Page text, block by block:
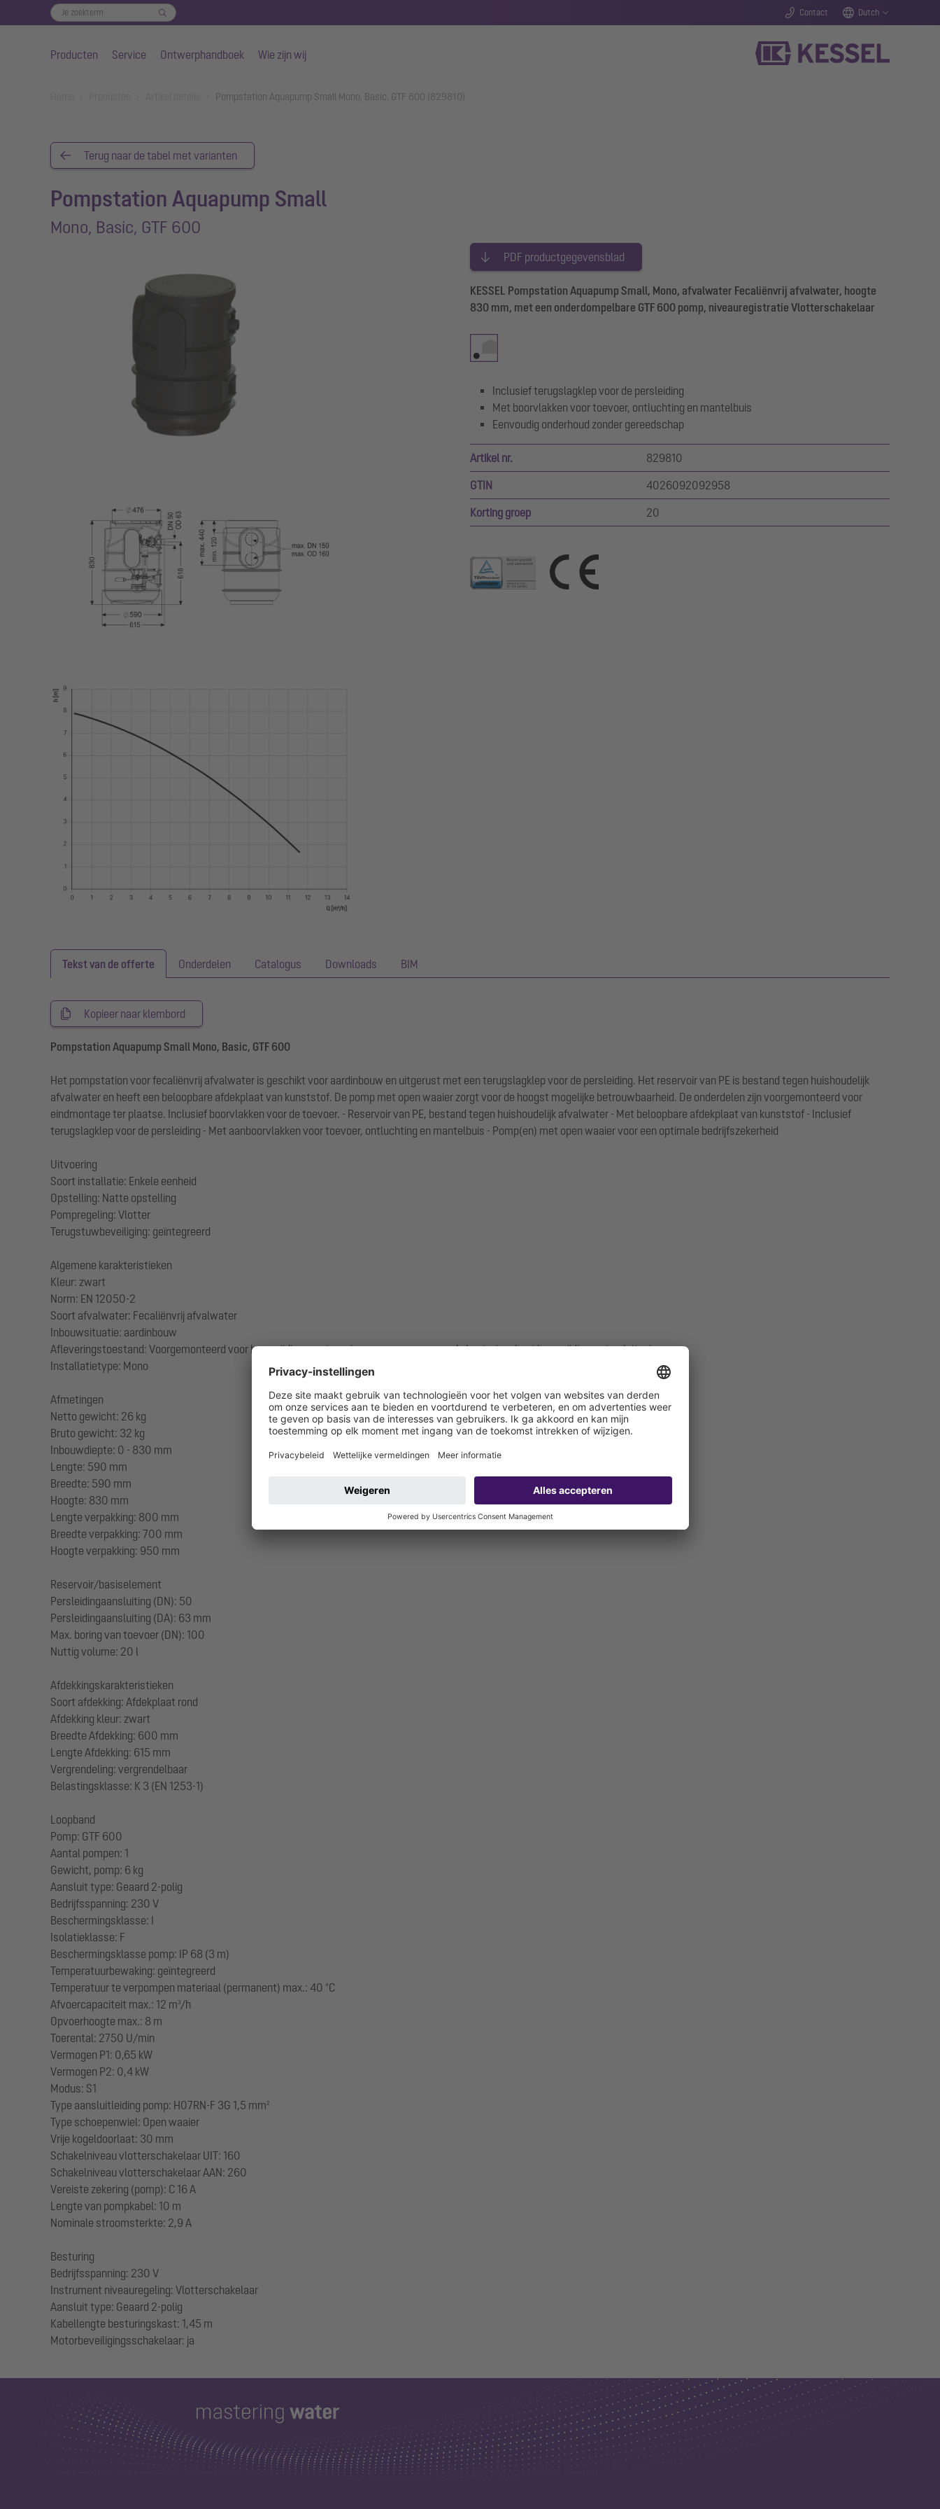
Contact Dutch
Producten Service Ontwerphandboek Wie zijn wij
Pompstation Aquapump Small Mono, Basic, GTF 600 (829810)
Terug naar de tabel met varianten
Pompstation Aquapump Small
Mono, Basic, GTF 600
PDF productgegevensblad
KESSEL Pompstation Aquapump Small, Mono, afvalwater Fecaliënvrij afvalwater, hoogte
830 mm, met een onderdompelbare GTF 600 pomp, niveauregistratie Vlotterschakelaar
Inclusief terugslagklep voor de persleiding
Met boorvlakken voor toevoer, ontluchting en mantelbuis
Eenvoudig onderhoud zonder gereedschap
Artikel nr. 829810
GTIN 4026092092958
Korting groep 20
Tekst van de offerte Onderdelen Catalogus Downloads BIM
Kopieer naar klembord
Pompstation Aquapump Small Mono, Basic, GTF 600
Het pompstation voor fecaliënvrij afvalwater is geschikt voor aardinbouw en uitgerust met een terugslagklep voor de persleiding. Het reservoir van PE is bestand tegen huishoudelijk
afvalwater en heeft een beloopbare afdekplaat van kunststof. De pomp met open waaier zorgt voor de hoogst mogelijke betrouwbaarheid. De onderdelen zijn voorgemonteerd voor
eindmontage ter plaatse. Inclusief boorvlakken voor de toevoer. - Reservoir van PE, bestand tegen huishoudelijk afvalwater - Met beloopbare afdekplaat van kunststof - Inclusief
terugslagklep voor de persleiding - Met aanboorvlakken voor toevoer, ontluchting en mantelbuis - Pomp(en) met open waaier voor een optimale bedrijfszekerheid
Uitvoering
Soort installatie: Enkele eenheid
Opstelling: Natte opstelling
Pompregeling: Vlotter
Terugstuwbeveiliging: geïntegreerd
Algemene karakteristieken
Kleur: zwart
Norm: EN 12050-2
Soort afvalwater: Fecaliënvrij afvalwater
Inbouwsituatie: aardinbouw
Afleveringstoestand: Voorgemonteerd voor bouwzijdige montage (pompen, sensoren en de besturingskast bouwzijdig aan te sluiten)
Installatietype: Mono
Afmetingen
Netto gewicht: 26 kg
Bruto gewicht: 32 kg
Inbouwdiepte: 0 - 830 mm
Lengte: 590 mm
Breedte: 590 mm
Hoogte: 830 mm
Lengte verpakking: 800 mm
Breedte verpakking: 700 mm
Hoogte verpakking: 950 mm
Reservoir/basiselement
Persleidingaansluiting (DN): 50
Persleidingaansluiting (DA): 63 mm
Max. boring van toevoer (DN): 100
Nuttig volume: 20 l
Afdekkingskarakteristieken
Soort afdekking: Afdekplaat rond
Afdekking kleur: zwart
Breedte Afdekking: 600 mm
Lengte Afdekking: 615 mm
Vergrendeling: vergrendelbaar
Belastingsklasse: K 3 (EN 1253-1)
Loopband
Pomp: GTF 600
Aantal pompen: 1
Gewicht, pomp: 6 kg
Aansluit type: Geaard 2-polig
Bedrijfsspanning: 230 V
Beschermingsklasse: I
Isolatieklasse: F
Beschermingsklasse pomp: IP 68 (3 m)
Temperatuurbewaking: geïntegreerd
Temperatuur te verpompen materiaal (permanent) max.: 40 °C
Afvoercapaciteit max.: 12 m³/h
Opvoerhoogte max.: 8 m
Toerental: 2750 U/min
Vermogen P1: 0,65 kW
Vermogen P2: 0,4 kW
Modus: S1
Type aansluitleiding pomp: H07RN-F 3G 1,5 mm²
Type schoepenwiel: Open waaier
Vrije kogeldoorlaat: 30 mm
Schakelniveau vlotterschakelaar UIT: 160
Schakelniveau vlotterschakelaar AAN: 260
Vereiste zekering (pomp): C 16 A
Lengte van pompkabel: 10 m
Nominale stroomsterkte: 2,9 A
Besturing
Bedrijfsspanning: 230 V
Instrument niveauregeling: Vlotterschakelaar
Aansluit type: Geaard 2-polig
Kabellengte besturingskast: 1,45 m